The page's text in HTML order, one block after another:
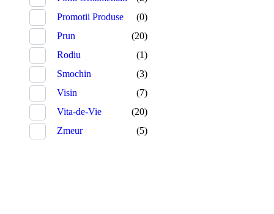
Promotii Produse
(0)
Prun
(20)
Rodiu
(1)
Smochin
(3)
Visin
(7)
Vita-de-Vie
(20)
Zmeur
(5)